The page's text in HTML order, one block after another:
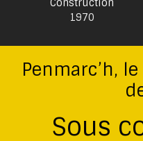
Construction
1970
Penmarc’h,
Sous